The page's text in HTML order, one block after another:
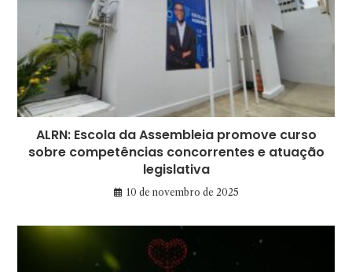
ALRN: Escola da Assembleia promove curso
sobre competências concorrentes e atuação
legislativa
10 de novembro de 2025